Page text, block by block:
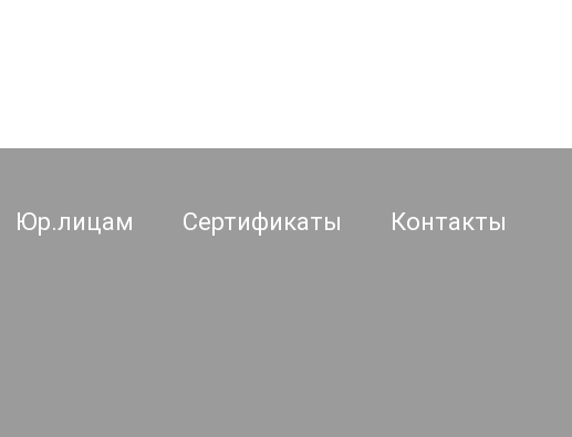
Юр.лицам Сертификаты Контакты